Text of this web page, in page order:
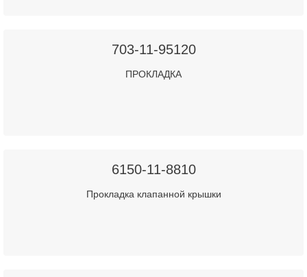
703-11-95120
ПРОКЛАДКА
6150-11-8810
Прокладка клапанной крышки